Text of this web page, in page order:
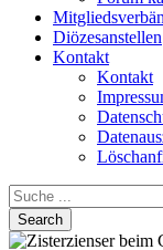
Diözesanstellen
Kontakt
Kontakt